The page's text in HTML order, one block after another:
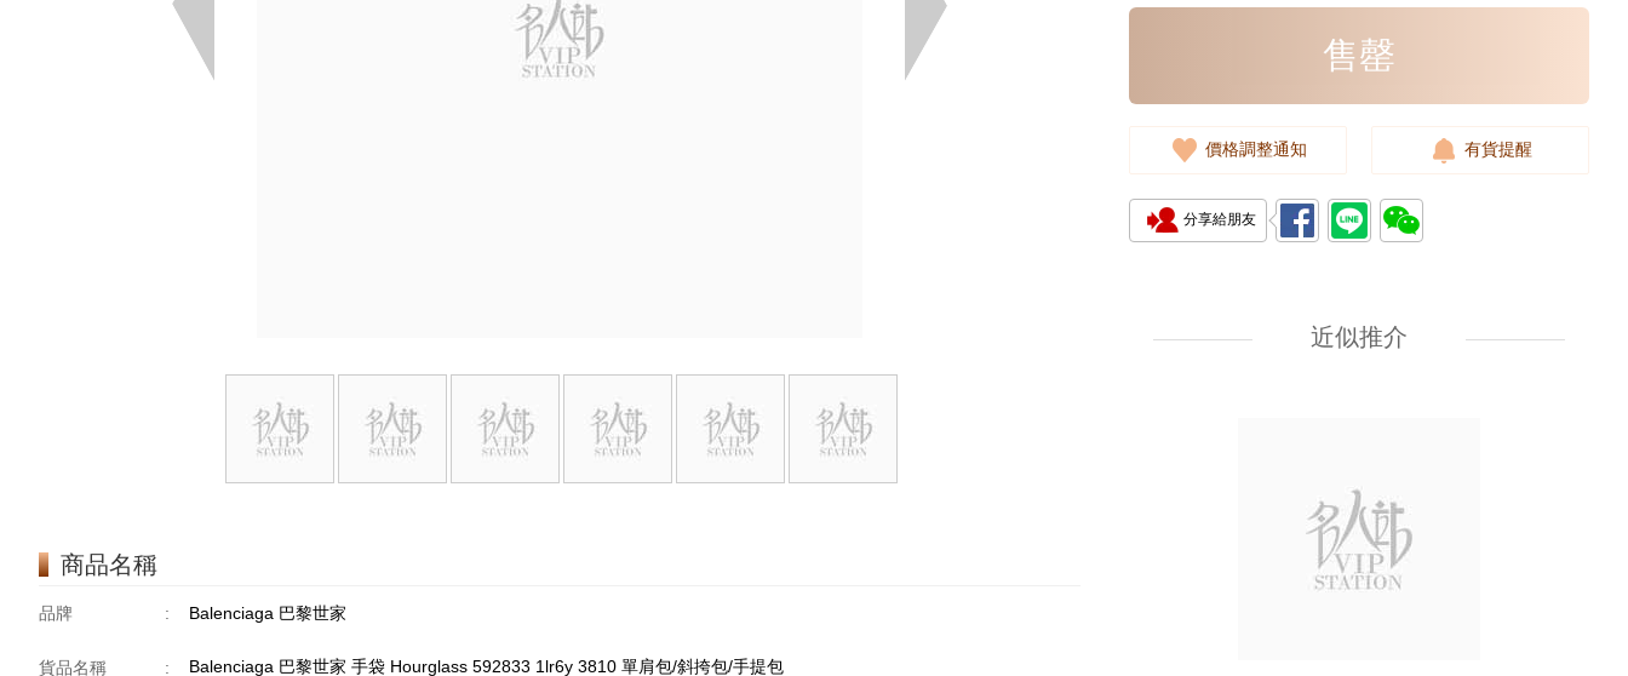
商品名稱
品牌 : Balenciaga 巴黎世家
貨品名稱 : Balenciaga 巴黎世家 手袋 Hourglass 592833 1lr6y 3810 單肩包/斜挎包/手提包
售罄
價格調整通知 有貨提醒
分享給朋友
近似推介
鋼 遊艇 灰面
107,000.00